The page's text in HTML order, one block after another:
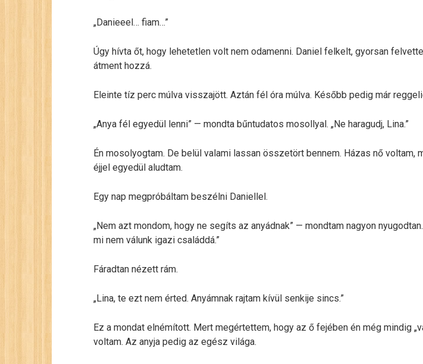
„Danieeel… fiam…”
Úgy hívta őt, hogy lehetetlen volt nem odamenni. Daniel felkelt, gyorsan
átment hozzá.
Eleinte tíz perc múlva visszajött. Aztán fél óra múlva. Később pedig már
„Anya fél egyedül lenni” — mondta bűntudatos mosollyal. „Ne haragudj, Lina.”
Én mosolyogtam. De belül valami lassan összetört bennem. Házas nő voltam,
éjjel egyedül aludtam.
Egy nap megpróbáltam beszélni Daniellel.
„Nem azt mondom, hogy ne segíts az anyádnak” — mondtam nagyon
mi nem válunk igazi családdá.”
Fáradtan nézett rám.
„Lina, te ezt nem érted. Anyámnak rajtam kívül senkije sincs.”
Ez a mondat elnémított. Mert megértettem, hogy az ő fejében én még mindig
voltam. Az anyja pedig az egész világa.